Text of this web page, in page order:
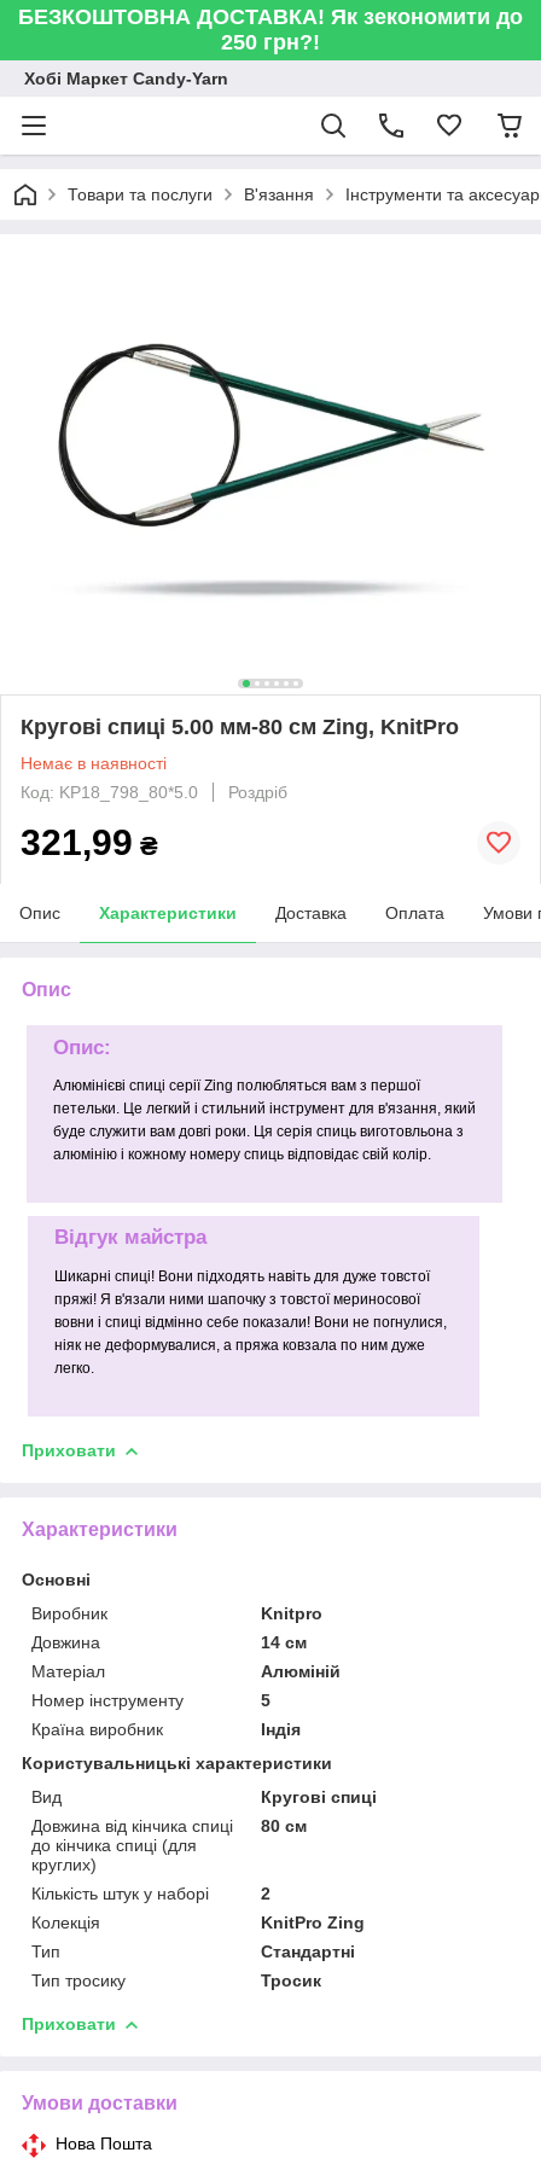
БЕЗКОШТОВНА ДОСТАВКА! Як зекономити до
250 грн?!
Хобі Маркет Candy-Yarn
Товари та послуги В'язання Інструменти та
Кругові спиці 5.00 мм-80 см Zing, KnitPro
Немає в наявності
Код: KP18_798_80*5.0
Роздріб
321,99 ₴
Опис Характеристики Доставка Оплата Умови
Опис
Опис:
Алюмінієві спиці серії Zing полюбляться вам з першої
петельки. Це легкий і стильний інструмент для в'язання, який
буде служити вам довгі роки. Ця серія спиць виготовльона з
алюмінію і кожному номеру спиць відповідає свій колір.
Відгук майстра
Шикарні спиці! Вони підходять навіть для дуже товстої
пряжі! Я в'язали ними шапочку з товстої мериносової
вовни і спиці відмінно себе показали! Вони не погнулися,
ніяк не деформувалися, а пряжа ковзала по ним дуже
легко.
Приховати
Характеристики
Основні
Виробник
Knitpro
Довжина
14 см
Матеріал
Алюміній
Номер інструменту
5
Країна виробник
Індія
Користувальницькі характеристики
Вид
Кругові спиці
Довжина від кінчика спиці
до кінчика спиці (для
круглих)
80 см
Кількість штук у наборі
2
Колекція
KnitPro Zing
Тип
Стандартні
Тип тросику
Тросик
Приховати
Умови доставки
Нова Пошта